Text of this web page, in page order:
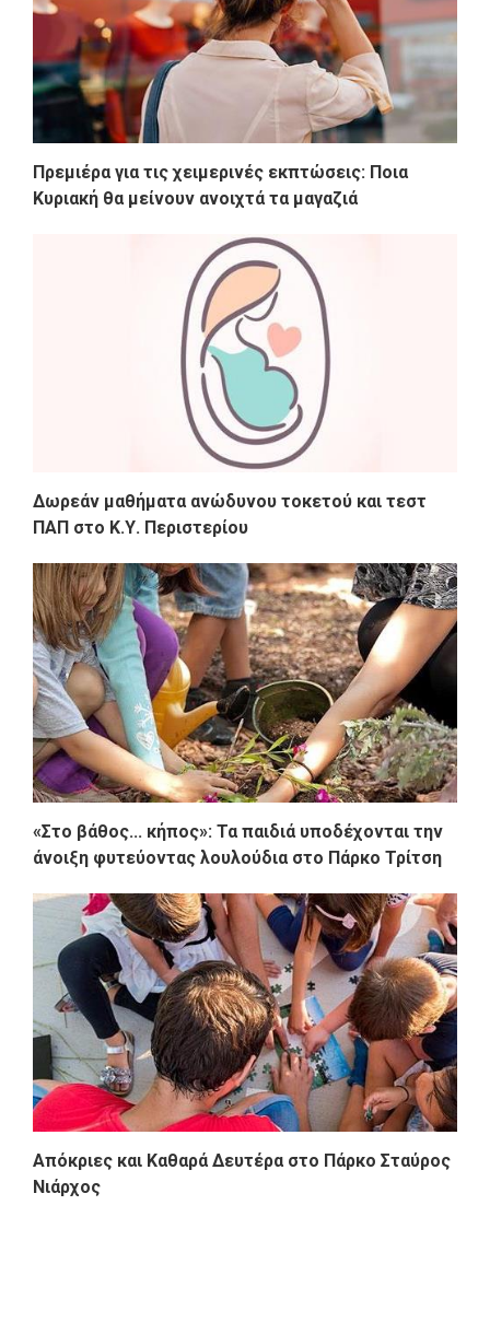
Πρεμιέρα για τις χειμερινές εκπτώσεις: Ποια
Κυριακή θα μείνουν ανοιχτά τα μαγαζιά
Δωρεάν μαθήματα ανώδυνου τοκετού και τεστ
ΠΑΠ στο Κ.Υ. Περιστερίου
«Στο βάθος... κήπος»: Τα παιδιά υποδέχονται την
άνοιξη φυτεύοντας λουλούδια στο Πάρκο Τρίτση
Απόκριες και Καθαρά Δευτέρα στο Πάρκο Σταύρος
Νιάρχος